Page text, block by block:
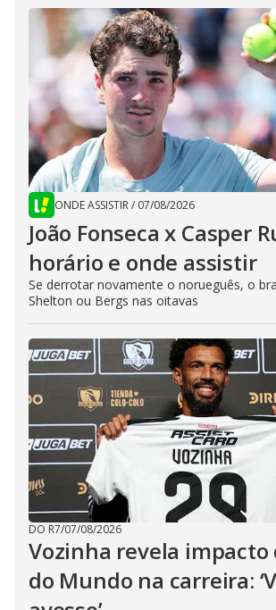
ONDE ASSISTIR/ 07/08/2026
João Fonseca x Casper
horário e onde assistir
Se derrotar novamente o norueguês, o
Shelton ou Bergs nas oitavas
DO R7/07/08/2026
Vozinha revela impacto
do Mundo na carreira: